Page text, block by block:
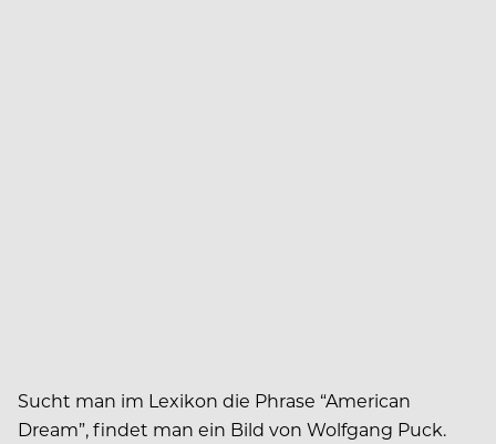
Sucht man im Lexikon die Phrase “American
Dream”, findet man ein Bild von Wolfgang Puck.